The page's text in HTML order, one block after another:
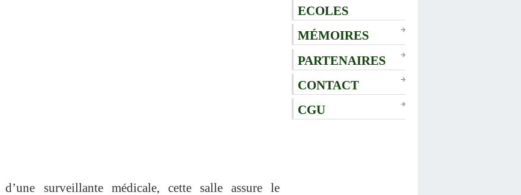
surveillante médicale, cette salle assure le
ECOLES
MÉMOIRES
PARTENAIRES
CONTACT
CGU